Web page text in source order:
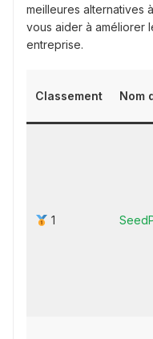
meilleures alternatives
vous aider à améliorer
entreprise.
Classement Nom
1